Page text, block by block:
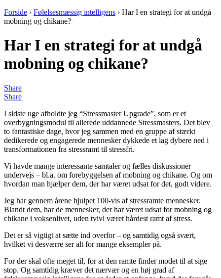
Forside › Følelsesmæssig intelligens › Har I en strategi for at undgå
mobning og chikane?
Har I en strategi for at undgå
mobning og chikane?
Share
Share
I sidste uge afholdte jeg “Stressmaster Upgrade”, som er et
overbygningsmodul til allerede uddannede Stressmasters. Det blev
to fantastiske dage, hvor jeg sammen med en gruppe af stærkt
dedikerede og engagerede mennesker dykkede et lag dybere ned i
transformationen fra stressramt til stressfri.
Vi havde mange interessante samtaler og fælles diskussioner
undervejs – bl.a. om forebyggelsen af mobning og chikane. Og om
hvordan man hjælper dem, der har været udsat for det, godt videre.
Jeg har gennem årene hjulpet 100-vis af stressramte mennesker.
Blandt dem, har de mennesker, der har været udsat for mobning og
chikane i voksenlivet, uden tvivl været hårdest ramt af stress.
Det er så vigtigt at sætte ind overfor – og samtidig også svært,
hvilket vi desværre ser alt for mange eksempler på.
For der skal ofte meget til, for at den ramte finder modet til at sige
stop. Og samtidig kræver det nærvær og en høj grad af